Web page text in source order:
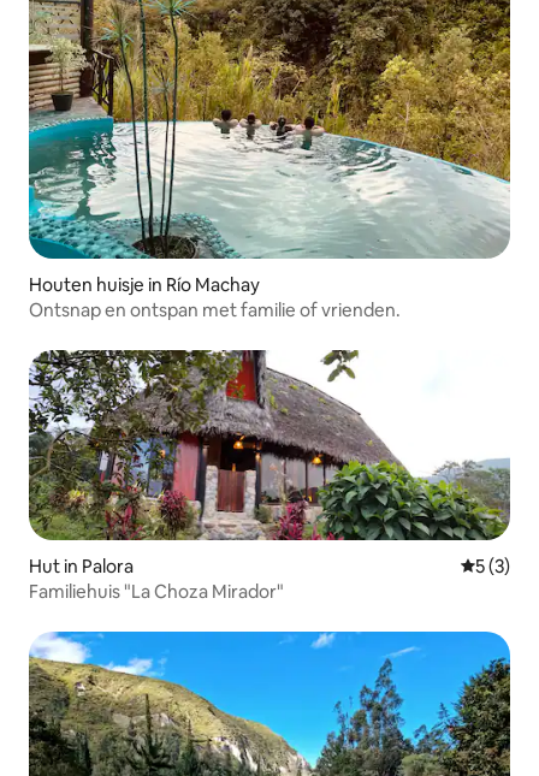
Houten huisje in Río Machay
Ontsnap en ontspan met familie of vrienden.
Hut in Palora
5 (3)
Familiehuis "La Choza Mirador"